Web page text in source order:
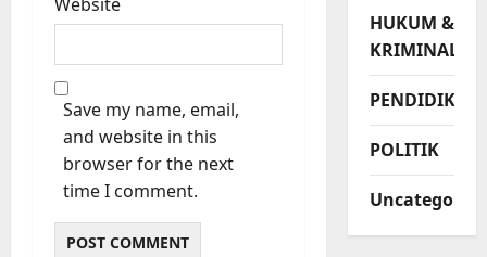
Website
Save my name, email,
and website in this
browser for the next
time I comment.
HUKUM &
KRIMINAL
PENDIDIKAN
POLITIK